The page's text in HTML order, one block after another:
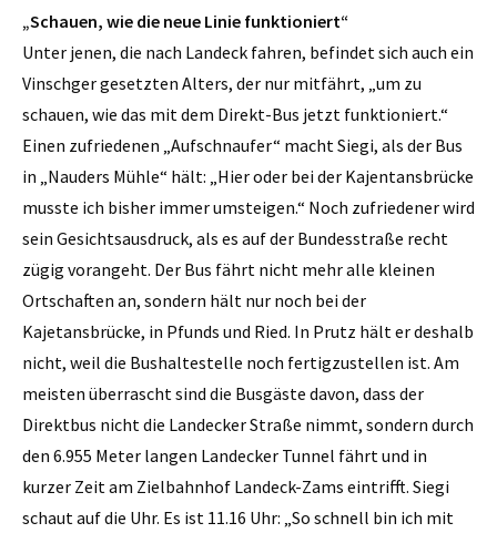
„Schauen, wie die neue Linie funktioniert“
Unter jenen, die nach Landeck fahren, befindet sich auch ein
Vinschger gesetzten Alters, der nur mitfährt, „um zu
schauen, wie das mit dem Direkt-Bus jetzt funktioniert.“
Einen zufriedenen „Aufschnaufer“ macht Siegi, als der Bus
in „Nauders Mühle“ hält: „Hier oder bei der Kajentansbrücke
musste ich bisher immer umsteigen.“ Noch zufriedener wird
sein Gesichtsausdruck, als es auf der Bundesstraße recht
zügig vorangeht. Der Bus fährt nicht mehr alle kleinen
Ortschaften an, sondern hält nur noch bei der
Kajetansbrücke, in Pfunds und Ried. In Prutz hält er deshalb
nicht, weil die Bushaltestelle noch fertigzustellen ist. Am
meisten überrascht sind die Busgäste davon, dass der
Direktbus nicht die Landecker Straße nimmt, sondern durch
den 6.955 Meter langen Landecker Tunnel fährt und in
kurzer Zeit am Zielbahnhof Landeck-Zams eintrifft. Siegi
schaut auf die Uhr. Es ist 11.16 Uhr: „So schnell bin ich mit